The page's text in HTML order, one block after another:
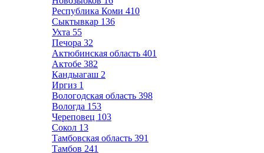
Республика Коми 410
Сыктывкар 136
Ухта 55
Печора 32
Актюбинская область 401
Актобе 382
Кандыагаш 2
Иргиз 1
Вологодская область 398
Вологда 153
Череповец 103
Сокол 13
Тамбовская область 391
Тамбов 241